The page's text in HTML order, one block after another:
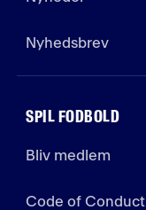
Nyhedsbrev
SPIL FODBOLD
Bliv medlem
Code of Conduct